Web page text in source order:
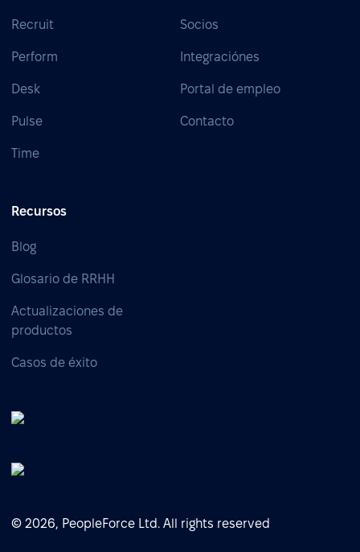
Recruit
Perform
Desk
Pulse
Time
Socios
Integraciónes
Portal de empleo
Contacto
Recursos
Blog
Glosario de RRHH
Actualizaciones de
productos
Casos de éxito
© 2026, PeopleForce Ltd. All rights reserved